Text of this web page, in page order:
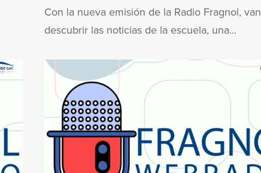
Con la nueva emisión de la Radio Fragnol,
descubrir las noticias de la escuela, una...